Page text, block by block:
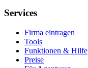
Services
Firma eintragen
Tools
Funktionen & Hilfe
Preise